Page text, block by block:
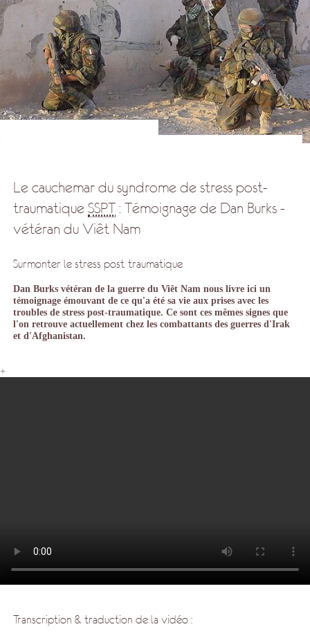
Le cauchemar du syndrome de stress post-
traumatique SSPT : Témoignage de Dan Burks -
vétéran du Viêt Nam
Surmonter le stress post-traumatique
Dan Burks vétéran de la guerre du Viêt Nam nous livre ici un
témoignage émouvant de ce qu'a été sa vie aux prises avec les
troubles de stress post-traumatique. Ce sont ces mêmes signes que
l'on retrouve actuellement chez les combattants des guerres d'Irak
et d'Afghanistan.
+
Transcription & traduction de la vidéo :